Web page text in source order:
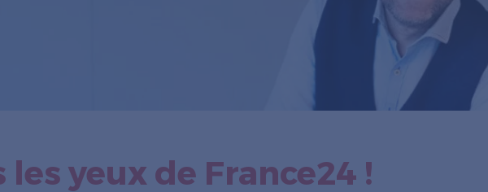
les yeux de France24 !